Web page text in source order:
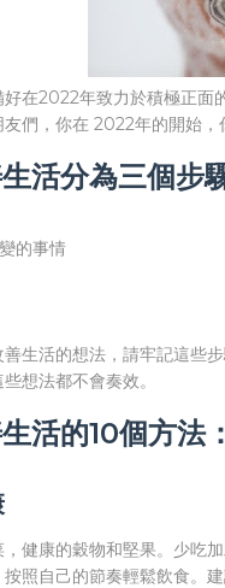
在2022年致力於積極正面
們，你在 2022年的開始，
活分為三個步
的事情
生活的想法，請牢記這些
想法都不會奏效。
活的10個方法：
健康的穀物和堅果。少吃
照自己的節奏輕鬆飲食。建